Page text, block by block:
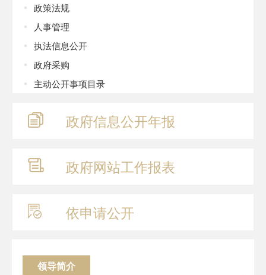
政策法规
人事管理
执法信息公开
政府采购
主动公开事项目录
政府信息公开年报
政府网站工作报表
依申请公开
领导简介